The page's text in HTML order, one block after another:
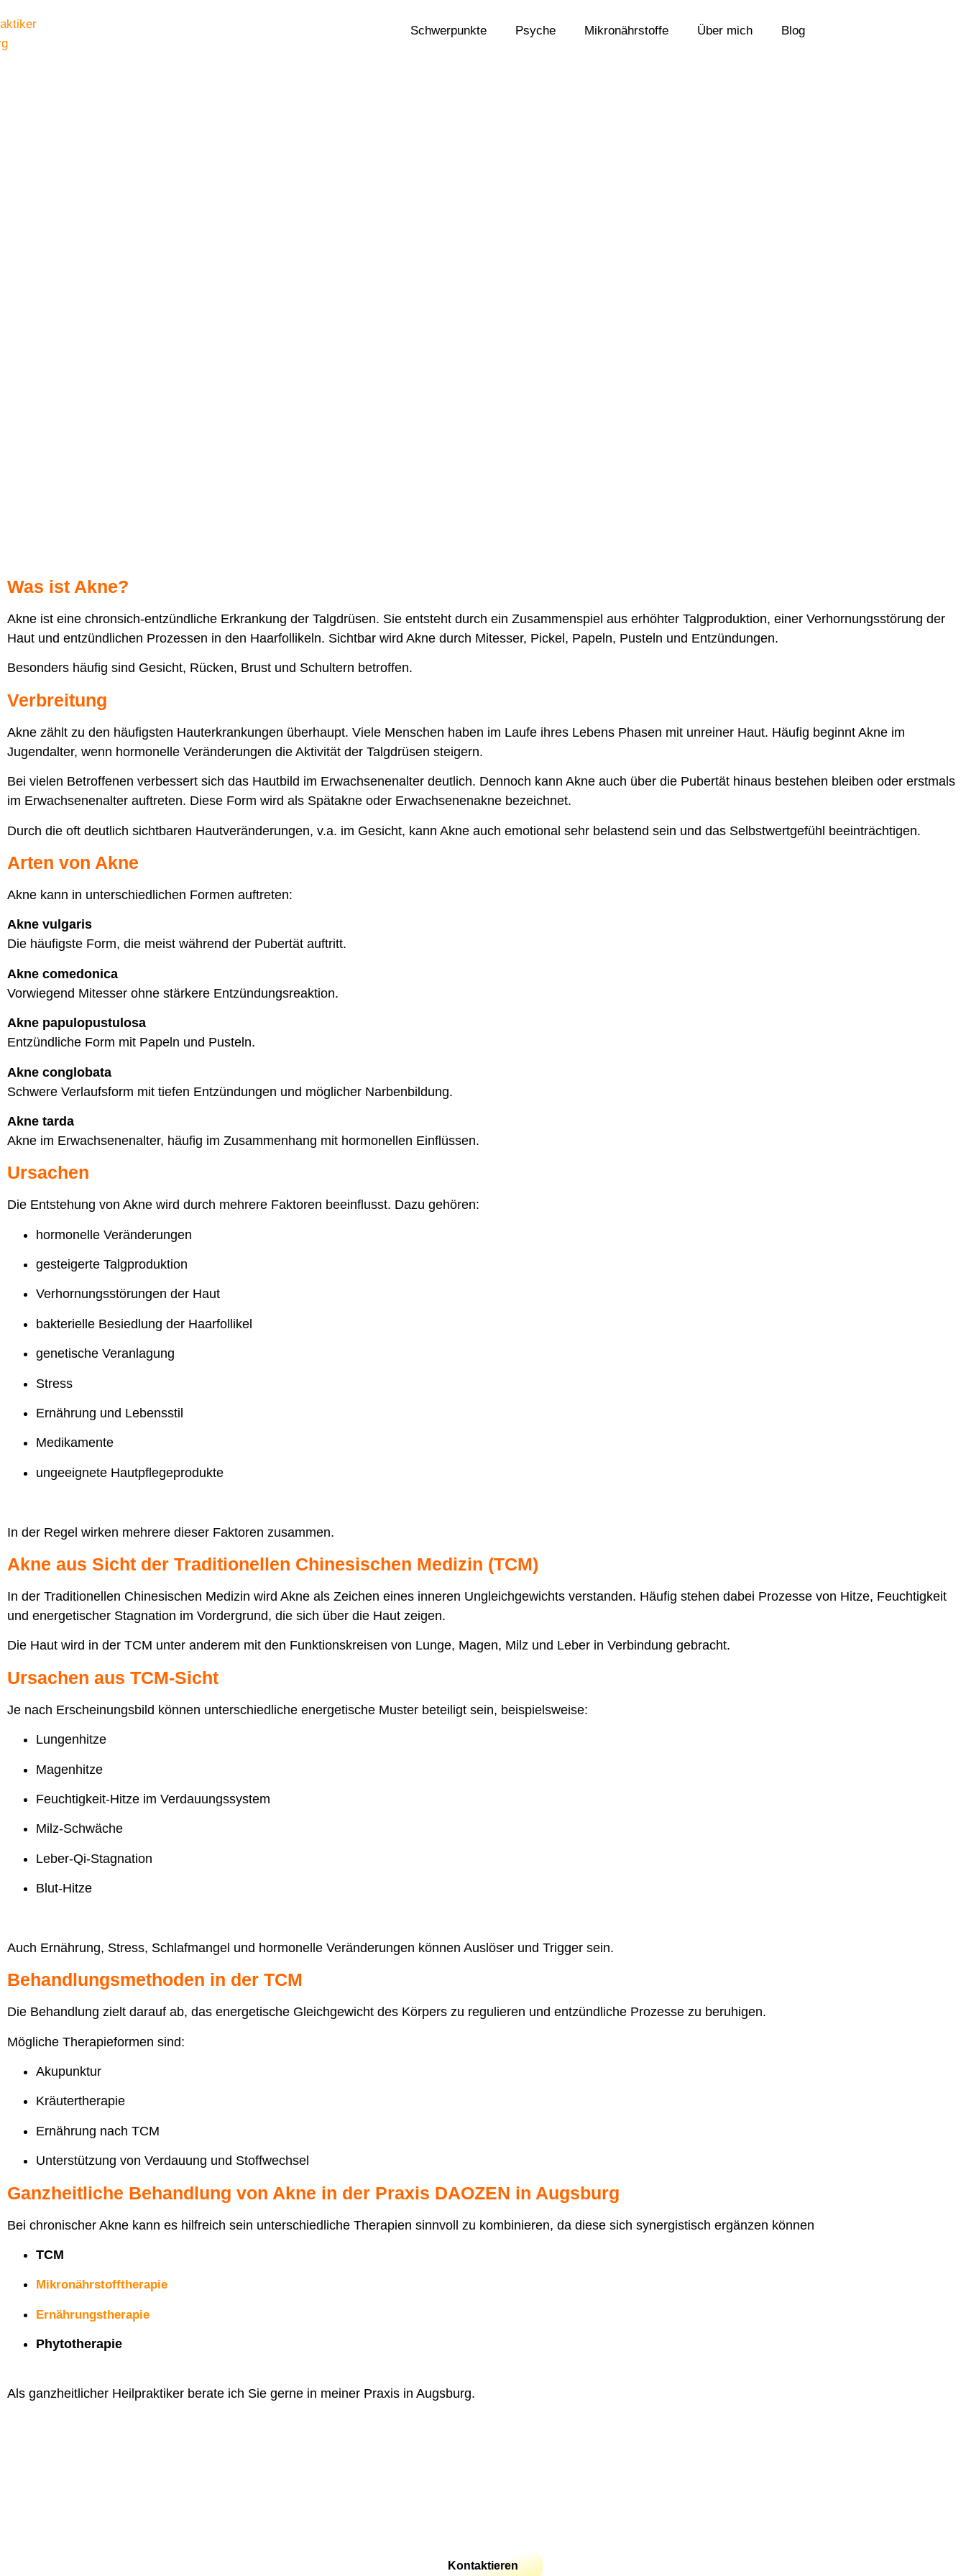
Schwerpunkte Psyche Mikronährstoffe Über mich Blog
Was ist Akne?
Akne ist eine chronsich-entzündliche Erkrankung der Talgdrüsen. Sie entsteht durch ein Zusammenspiel aus erhöhter Talgproduktion, einer Verhornungsstörung der
Haut und entzündlichen Prozessen in den Haarfollikeln. Sichtbar wird Akne durch Mitesser, Pickel, Papeln, Pusteln und Entzündungen.
Besonders häufig sind Gesicht, Rücken, Brust und Schultern betroffen.
Verbreitung
Akne zählt zu den häufigsten Hauterkrankungen überhaupt. Viele Menschen haben im Laufe ihres Lebens Phasen mit unreiner Haut. Häufig beginnt Akne im
Jugendalter, wenn hormonelle Veränderungen die Aktivität der Talgdrüsen steigern.
Bei vielen Betroffenen verbessert sich das Hautbild im Erwachsenenalter deutlich. Dennoch kann Akne auch über die Pubertät hinaus bestehen bleiben oder erstmals
im Erwachsenenalter auftreten. Diese Form wird als Spätakne oder Erwachsenenakne bezeichnet.
Durch die oft deutlich sichtbaren Hautveränderungen, v.a. im Gesicht, kann Akne auch emotional sehr belastend sein und das Selbstwertgefühl beeinträchtigen.
Arten von Akne
Akne kann in unterschiedlichen Formen auftreten:
Akne vulgaris
Die häufigste Form, die meist während der Pubertät auftritt.
Akne comedonica
Vorwiegend Mitesser ohne stärkere Entzündungsreaktion.
Akne papulopustulosa
Entzündliche Form mit Papeln und Pusteln.
Akne conglobata
Schwere Verlaufsform mit tiefen Entzündungen und möglicher Narbenbildung.
Akne tarda
Akne im Erwachsenenalter, häufig im Zusammenhang mit hormonellen Einflüssen.
Ursachen
Die Entstehung von Akne wird durch mehrere Faktoren beeinflusst. Dazu gehören:
hormonelle Veränderungen
gesteigerte Talgproduktion
Verhornungsstörungen der Haut
bakterielle Besiedlung der Haarfollikel
genetische Veranlagung
Stress
Ernährung und Lebensstil
Medikamente
ungeeignete Hautpflegeprodukte
In der Regel wirken mehrere dieser Faktoren zusammen.
Akne aus Sicht der Traditionellen Chinesischen Medizin (TCM)
In der Traditionellen Chinesischen Medizin wird Akne als Zeichen eines inneren Ungleichgewichts verstanden. Häufig stehen dabei Prozesse von Hitze, Feuchtigkeit
und energetischer Stagnation im Vordergrund, die sich über die Haut zeigen.
Die Haut wird in der TCM unter anderem mit den Funktionskreisen von Lunge, Magen, Milz und Leber in Verbindung gebracht.
Ursachen aus TCM-Sicht
Je nach Erscheinungsbild können unterschiedliche energetische Muster beteiligt sein, beispielsweise:
Lungenhitze
Magenhitze
Feuchtigkeit-Hitze im Verdauungssystem
Milz-Schwäche
Leber-Qi-Stagnation
Blut-Hitze
Auch Ernährung, Stress, Schlafmangel und hormonelle Veränderungen können Auslöser und Trigger sein.
Behandlungsmethoden in der TCM
Die Behandlung zielt darauf ab, das energetische Gleichgewicht des Körpers zu regulieren und entzündliche Prozesse zu beruhigen.
Mögliche Therapieformen sind:
Akupunktur
Kräutertherapie
Ernährung nach TCM
Unterstützung von Verdauung und Stoffwechsel
Ganzheitliche Behandlung von Akne in der Praxis DAOZEN in Augsburg
Bei chronischer Akne kann es hilfreich sein unterschiedliche Therapien sinnvoll zu kombinieren, da diese sich synergistisch ergänzen können
TCM
Mikronährstofftherapie
Ernährungstherapie
Phytotherapie
Als ganzheitlicher Heilpraktiker berate ich Sie gerne in meiner Praxis in Augsburg.
Kontaktieren